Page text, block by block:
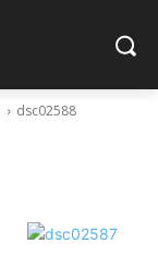
dsc02588